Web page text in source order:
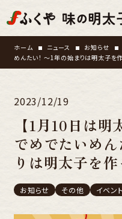
ホーム ニュース お知らせ
めんたい！ ～1年の始まりは明太子を
2023/12/19
【1月10日は
でめでたいめ
りは明太子を
お知らせ その他 イベント